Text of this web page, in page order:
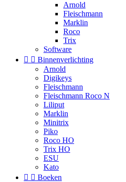
Arnold
Fleischmann
Marklin
Roco
Trix
Software
  Binnenverlichting
Arnold
Digikeys
Fleischmann
Fleischmann Roco N
Liliput
Marklin
Minitrix
Piko
Roco HO
Trix HO
ESU
Kato
  Boeken